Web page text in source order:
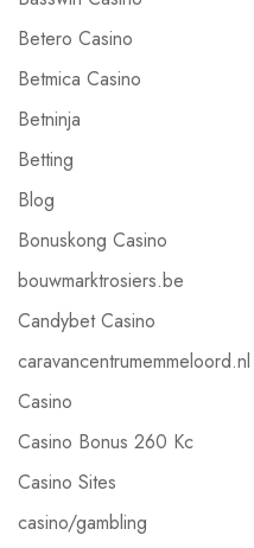
Betero Casino
Betmica Casino
Betninja
Betting
Blog
Bonuskong Casino
bouwmarktrosiers.be
Candybet Casino
caravancentrumemmeloord.nl
Casino
Casino Bonus 260 Kc
Casino Sites
casino/gambling